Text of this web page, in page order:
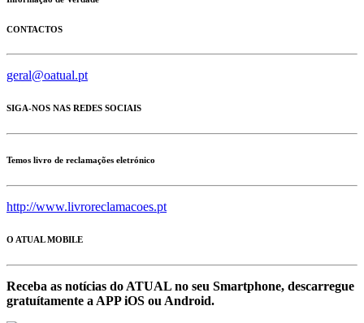
CONTACTOS
geral@oatual.pt
SIGA-NOS NAS REDES SOCIAIS
Temos livro de reclamações eletrónico
http://www.livroreclamacoes.pt
O ATUAL MOBILE
Receba as notícias do ATUAL no seu Smartphone, descarregue
gratuítamente a APP iOS ou Android.